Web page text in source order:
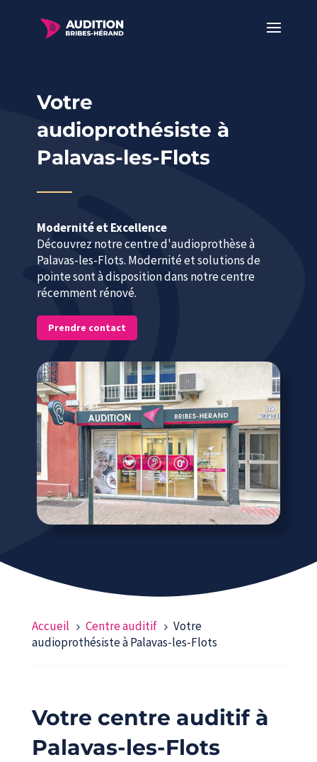
Votre
audioprothésiste à
Palavas-les-Flots
Modernité et Excellence
Découvrez notre centre d'audioprothèse à
Palavas-les-Flots. Modernité et solutions de
pointe sont à disposition dans notre centre
récemment rénové.
Prendre contact
Accueil 5 Centre auditif 5 Votre
audioprothésiste à Palavas-les-Flots
Votre centre auditif à
Palavas-les-Flots